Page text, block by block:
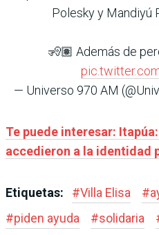
Polesky y Mandiyú
🧏🏽 Además de
— Universo 970 AM
Te puede interesar:
accedieron a la identidad
Etiquetas: #Villa Elisa #
#piden ayuda #solidaria